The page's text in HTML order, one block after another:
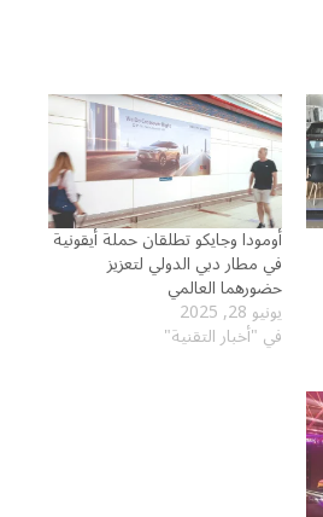
أومودا وجايكو تطلقان حملة أيقونية
في مطار دبي الدولي لتعزيز
حضورهما العالمي
يونيو 28, 2025
في "أخبار التقنية"